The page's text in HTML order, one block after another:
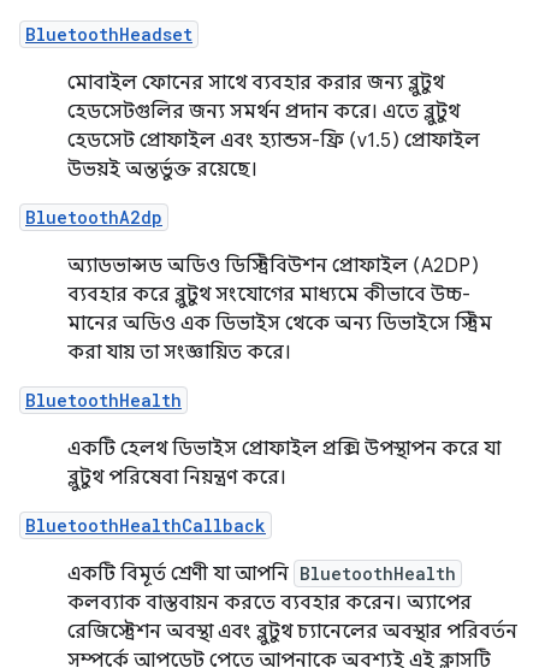
BluetoothHeadset
মোবাইল ফোনের সাথে ব্যবহার করার জন্য ব্লুটুথ
হেডসেটগুলির জন্য সমর্থন প্রদান করে। এতে ব্লুটুথ
হেডসেট প্রোফাইল এবং হ্যান্ডস-ফ্রি (v1.5) প্রোফাইল
উভয়ই অন্তর্ভুক্ত রয়েছে।
BluetoothA2dp
অ্যাডভান্সড অডিও ডিস্ট্রিবিউশন প্রোফাইল (A2DP)
ব্যবহার করে ব্লুটুথ সংযোগের মাধ্যমে কীভাবে উচ্চ-
মানের অডিও এক ডিভাইস থেকে অন্য ডিভাইসে স্ট্রিম
করা যায় তা সংজ্ঞায়িত করে।
BluetoothHealth
একটি হেলথ ডিভাইস প্রোফাইল প্রক্সি উপস্থাপন করে যা
ব্লুটুথ পরিষেবা নিয়ন্ত্রণ করে।
BluetoothHealthCallback
একটি বিমূর্ত শ্রেণী যা আপনি BluetoothHealth
কলব্যাক বাস্তবায়ন করতে ব্যবহার করেন। অ্যাপের
রেজিস্ট্রেশন অবস্থা এবং ব্লুটুথ চ্যানেলের অবস্থার পরিবর্তন
সম্পর্কে আপডেট পেতে আপনাকে অবশ্যই এই ক্লাসটি